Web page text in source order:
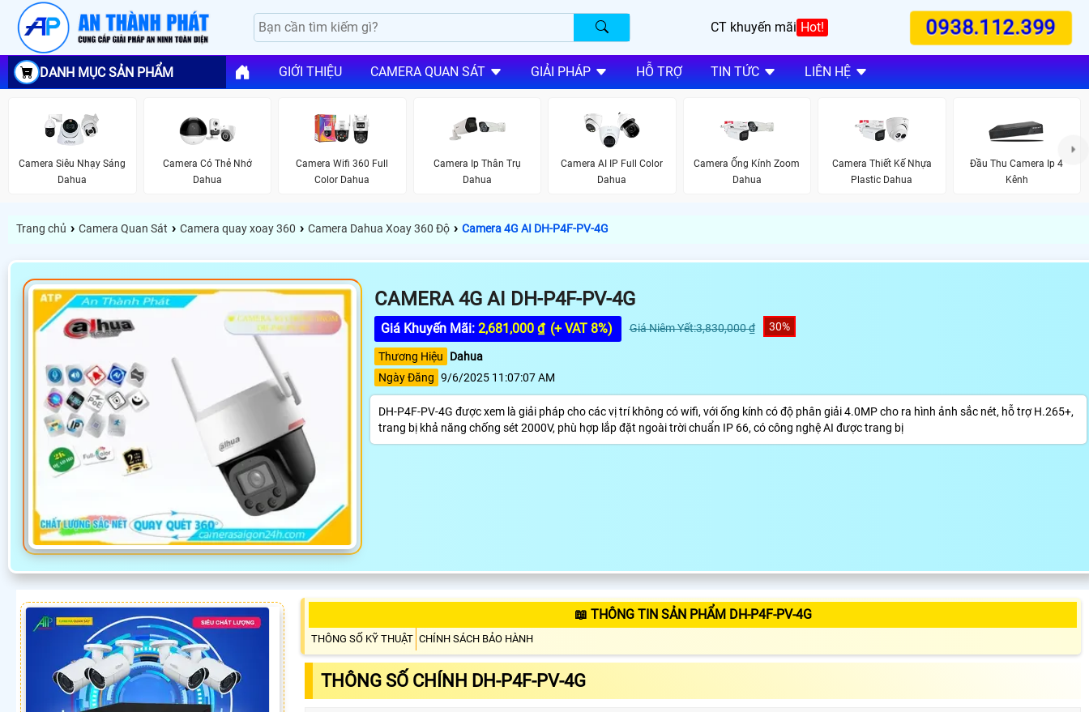
CT khuyến mãi Hot! 0938.112.399
DANH MỤC SẢN PHẨM GIỚI THIỆU CAMERA QUAN SÁT GIẢI PHÁP HỖ TRỢ TIN TỨC LIÊN HỆ
Camera Siêu Nhạy Sáng
Dahua
Camera Có Thẻ Nhớ
Dahua
Camera Wifi 360 Full
Color Dahua
Camera Ip Thân Trụ
Dahua
Camera AI IP Full Color
Dahua
Camera Ống Kính Zoom
Dahua
Camera Thiết Kế Nhựa
Plastic Dahua
Đầu Thu Camera Ip 4
Kênh
Trang chủ › Camera Quan Sát › Camera quay xoay 360 › Camera Dahua Xoay 360 Độ › Camera 4G AI DH-P4F-PV-4G
CAMERA 4G AI DH-P4F-PV-4G
Giá Khuyến Mãi: 2,681,000 ₫ (+ VAT 8%) Giá Niêm Yết:3,830,000 ₫ 30%
Thương Hiệu
Dahua
Ngày Đăng 9/6/2025 11:07:07 AM
DH-P4F-PV-4G được xem là giải pháp cho các vị trí không có wifi, với ống kính có độ phân giải 4.0MP cho ra hình ảnh sắc nét, hỗ trợ H.265+,
trang bị khả năng chống sét 2000V, phù hợp lắp đặt ngoài trời chuẩn IP 66, có công nghệ AI được trang bị
📖 THÔNG TIN SẢN PHẨM DH-P4F-PV-4G
THÔNG SỐ KỸ THUẬT CHÍNH SÁCH BẢO HÀNH
THÔNG SỐ CHÍNH DH-P4F-PV-4G